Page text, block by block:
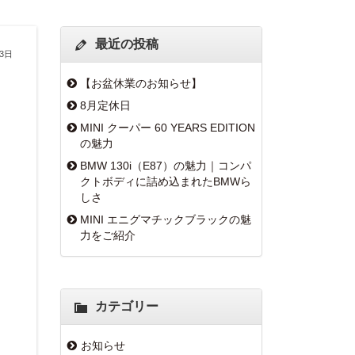
日
最近の投稿
【お盆休業のお知らせ】
8月定休日
MINI クーパー 60 YEARS EDITION
の魅力
BMW 130i（E87）の魅力｜コンパ
クトボディに詰め込まれたBMWら
しさ
MINI エニグマチックブラックの魅
力をご紹介
カテゴリー
お知らせ